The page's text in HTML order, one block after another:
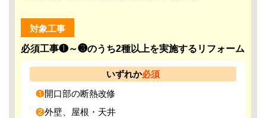
対象工事
必須工事❶～❸のうち2種以上を実施するリフォーム
いずれか必須
❶開口部の断熱改修
❷外壁、屋根・天井